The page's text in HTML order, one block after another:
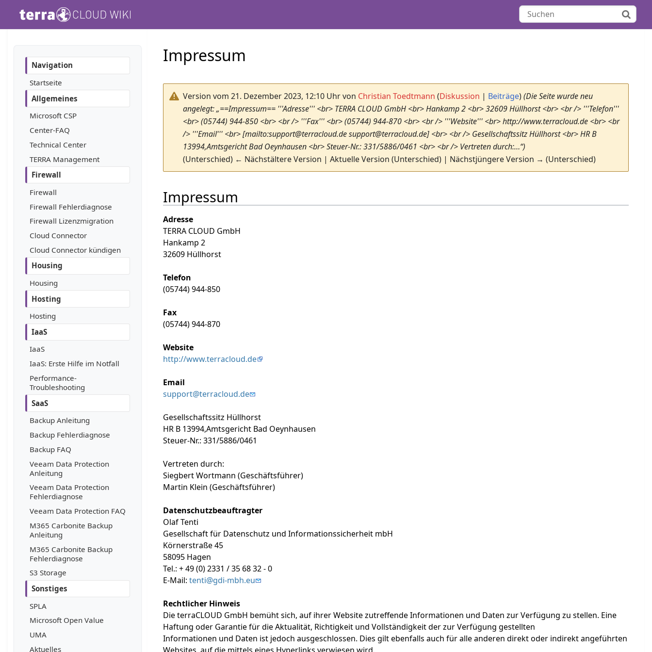
Impressum
Version vom 21. Dezember 2023, 12:10 Uhr von Christian Toedtmann (Diskussion | Beiträge)(Die Seite wurde neu
angelegt: „==Impressum== '''Adresse''' <br> TERRA CLOUD GmbH <br> Hankamp 2 <br> 32609 Hüllhorst <br> <br /> '''Telefon'''
<br> (05744) 944-850 <br> <br /> '''Fax''' <br> (05744) 944-870 <br> <br /> '''Website''' <br> http://www.terracloud.de <br> <br
/> '''Email''' <br> [mailto:support@terracloud.de support@terracloud.de] <br> <br /> Gesellschaftssitz Hüllhorst <br> HR B
13994,Amtsgericht Bad Oeynhausen <br> Steuer-Nr.: 331/5886/0461 <br> <br /> Vertreten durch:…“)
(Unterschied) ← Nächstältere Version | Aktuelle Version (Unterschied) | Nächstjüngere Version → (Unterschied)
Impressum
Adresse
TERRA CLOUD GmbH
Hankamp 2
32609 Hüllhorst
Telefon
(05744) 944-850
Fax
(05744) 944-870
Website
http://www.terracloud.de
Email
support@terracloud.de
Gesellschaftssitz Hüllhorst
HR B 13994,Amtsgericht Bad Oeynhausen
Steuer-Nr.: 331/5886/0461
Vertreten durch:
Siegbert Wortmann (Geschäftsführer)
Martin Klein (Geschäftsführer)
Datenschutzbeauftragter
Olaf Tenti
Gesellschaft für Datenschutz und Informationssicherheit mbH
Körnerstraße 45
58095 Hagen
Tel.: + 49 (0) 2331 / 35 68 32 - 0
E-Mail: tenti@gdi-mbh.eu
Rechtlicher Hinweis
Die terraCLOUD GmbH bemüht sich, auf ihrer Website zutreffende Informationen und Daten zur Verfügung zu stellen. Eine
Haftung oder Garantie für die Aktualität, Richtigkeit und Vollständigkeit der zur Verfügung gestellten
Informationen und Daten ist jedoch ausgeschlossen. Dies gilt ebenfalls auch für alle anderen direkt oder indirekt angeführten
Websites, auf die mittels eines Hyperlinks verwiesen wird.
Navigation
Startseite
Allgemeines
Microsoft CSP
Center-FAQ
Technical Center
TERRA Management
Firewall
Firewall
Firewall Fehlerdiagnose
Firewall Lizenzmigration
Cloud Connector
Cloud Connector kündigen
Housing
Housing
Hosting
Hosting
IaaS
IaaS
IaaS: Erste Hilfe im Notfall
Performance­-
Troubleshooting
SaaS
Backup Anleitung
Backup Fehlerdiagnose
Backup FAQ
Veeam Data Protection
Anleitung
Veeam Data Protection
Fehlerdiagnose
Veeam Data Protection FAQ
M365 Carbonite Backup
Anleitung
M365 Carbonite Backup
Fehlerdiagnose
S3 Storage
Sonstiges
SPLA
Microsoft Open Value
UMA
Aktuelles